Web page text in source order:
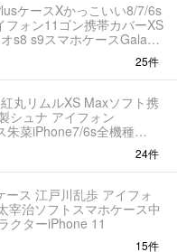
ケースXかっこいい8/7/6s
フォン11ゴン携帯カバーXS
s8 s9スマホケースGalaxy
25件
丸リムルXS Maxソフト携
シュナ アイフォン
朱菜iPhone7/6s全機種
11 Pro
24件
ス 江戸川乱歩 アイフォ
宰治ソフトスマホケース中
クターiPhone 11
15件